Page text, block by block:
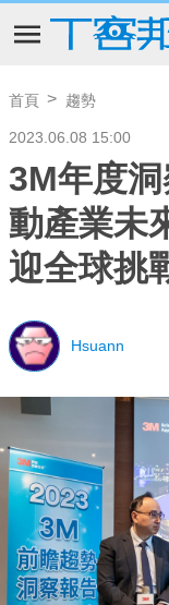
首頁 趨勢
2023.06.08 15:00
3M年度
動產業未
迎全球挑
Hsuann